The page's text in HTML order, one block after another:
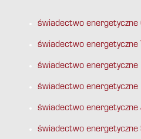
świadectwo energetyczne
świadectwo energetyczne
świadectwo energetyczne
świadectwo energetyczne
świadectwo energetyczne
świadectwo energetyczne